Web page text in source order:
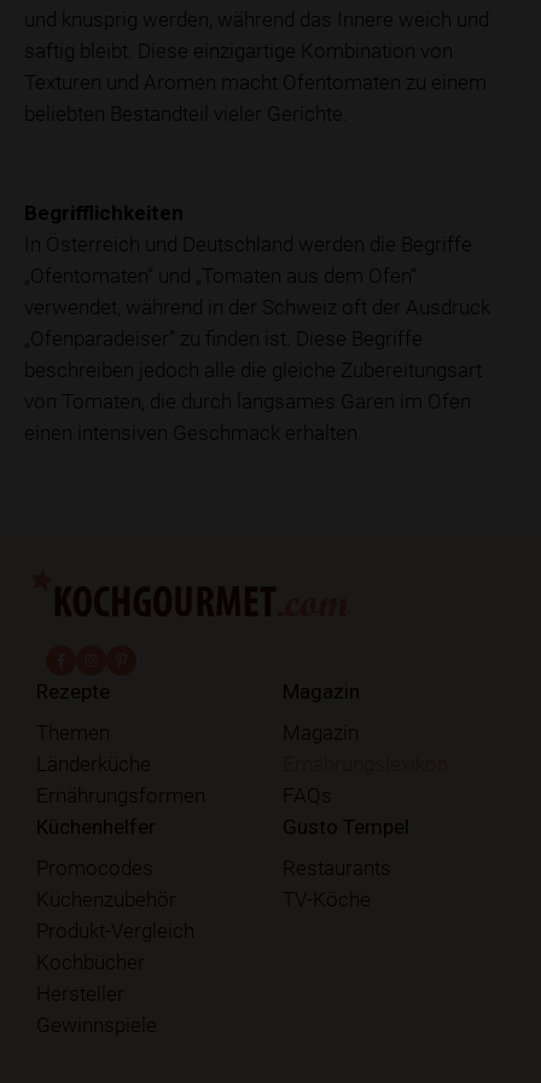
und knusprig werden, während das Innere weich und
saftig bleibt. Diese einzigartige Kombination von
Texturen und Aromen macht Ofentomaten zu einem
beliebten Bestandteil vieler Gerichte.
Begrifflichkeiten
In Österreich und Deutschland werden die Begriffe
„Ofentomaten“ und „Tomaten aus dem Ofen“
verwendet, während in der Schweiz oft der Ausdruck
„Ofenparadeiser“ zu finden ist. Diese Begriffe
beschreiben jedoch alle die gleiche Zubereitungsart
von Tomaten, die durch langsames Garen im Ofen
einen intensiven Geschmack erhalten.
Rezepte
Themen
Länderküche
Ernährungsformen
Magazin
Magazin
FAQs
Küchenhelfer
Promocodes
Küchenzubehör
Produkt-Vergleich
Kochbücher
Hersteller
Gewinnspiele
Gusto Tempel
Restaurants
TV-Köche